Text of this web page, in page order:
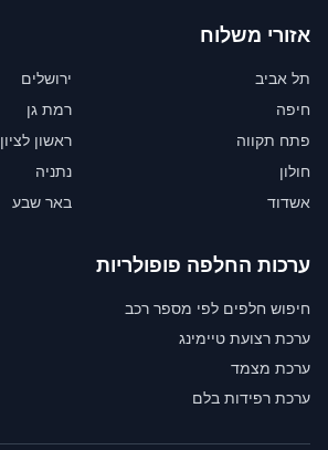
אזורי משלוח
תל אביב
ירושלים
חיפה
רמת גן
פתח תקווה
ראשון לציון
חולון
נתניה
אשדוד
באר שבע
ערכות החלפה פופולריות
חיפוש חלפים לפי מספר רכב
ערכת רצועת טיימינג
ערכת מצמד
ערכת רפידות בלם